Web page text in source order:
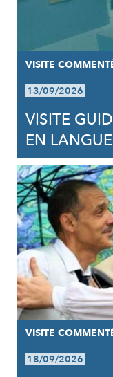
VISITE
13/09/2026
VISITE
EN
VISITE
18/09/2026